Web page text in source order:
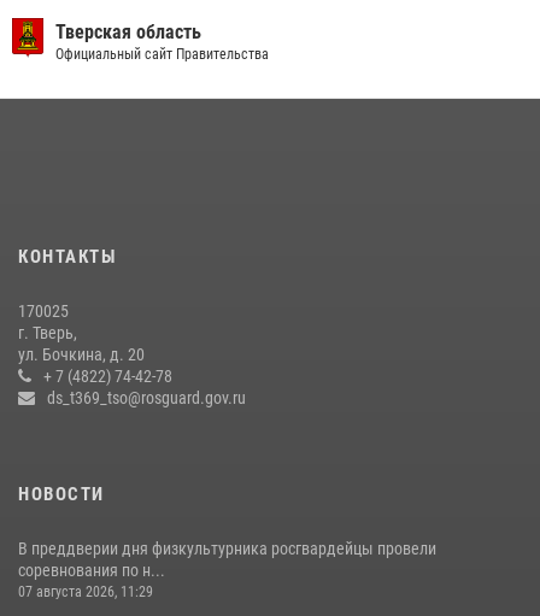
10 июля 2026, 08:44 1
(видео)
Росгвардейцы оказали помощь водителю на дороге в городе Кашин
22 июля 2026, 08:35
Тверская область
Официальный сайт Правительства
КОНТАКТЫ
170025
г. Тверь,
ул. Бочкина, д. 20
+ 7 (4822) 74-42-78
ds_t369_tso@rosguard.gov.ru
НОВОСТИ
В преддверии дня физкультурника росгвардейцы провели
соревнования по н...
07 августа 2026, 11:29